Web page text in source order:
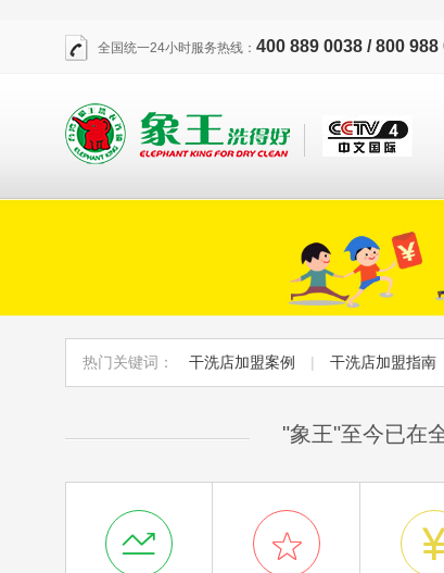
全国统一24小时服务热线： 400 889 0038 / 800 988
热门关键词： 干洗店加盟案例 | 干洗店加盟指南
"象王"至今已在
  